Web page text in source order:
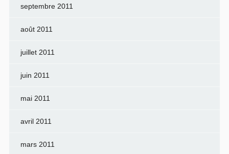
septembre 2011
août 2011
juillet 2011
juin 2011
mai 2011
avril 2011
mars 2011